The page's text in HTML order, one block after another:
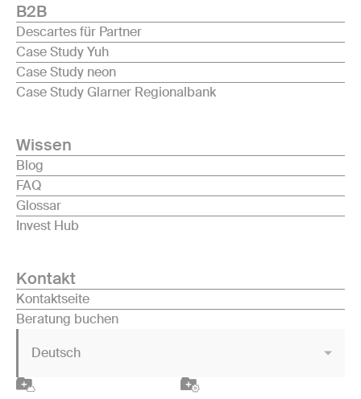
B2B
Descartes für Partner
Case Study Yuh
Case Study neon
Case Study Glarner Regionalbank
Wissen
Blog
FAQ
Glossar
Invest Hub
Kontakt
Kontaktseite
Beratung buchen
Deutsch